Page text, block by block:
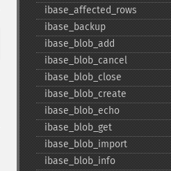
ibase_​affected_​rows
ibase_​backup
ibase_​blob_​add
ibase_​blob_​cancel
ibase_​blob_​close
ibase_​blob_​create
ibase_​blob_​echo
ibase_​blob_​get
ibase_​blob_​import
ibase_​blob_​info